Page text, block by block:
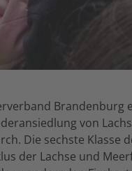
Brandenburg
von
Die sechste Klasse
der Lachse und